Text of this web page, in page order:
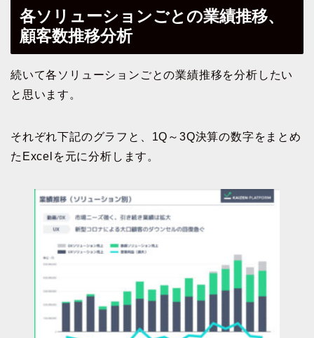
各ソリューションごとの業績推移、
顧客数推移分析
続いて各ソリューションごとの業績推移を分析したい
と思います。
それぞれ下記のグラフと、1Q～3Q決算の数字をまとめ
たExcelを元に分析します。